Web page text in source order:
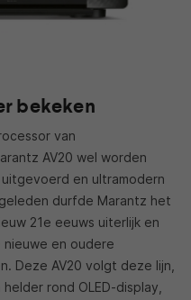
bekeken
van
AV20 wel worden
en ultramodern
durfde Marantz het
21e eeuws uiterlijk en
en oudere
Deze AV20 volgt deze lijn,
rond OLED-display,